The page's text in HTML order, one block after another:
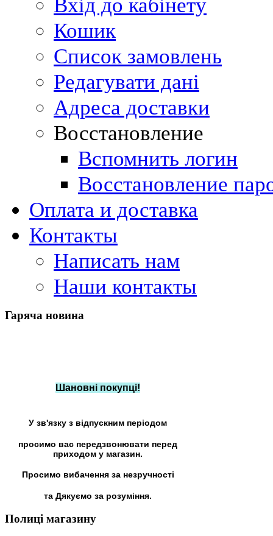
Вхід до кабінету
Кошик
Список замовлень
Редагувати дані
Адреса доставки
Восстановление
Вспомнить логин
Восстановление
Оплата и доставка
Контакты
Написать нам
Наши контакты
Гаряча новина
Шановні покупці!
У зв'язку з відпускним періодом
просимо вас передзвонювати перед
приходом у магазин.
Просимо вибачення за незручності
та Дякуємо за розуміння.
Полиці магазину